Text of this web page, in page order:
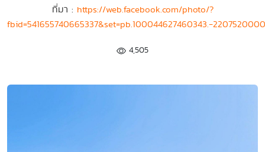
ที่มา : https://web.facebook.com/photo/?
fbid=541655740665337&set=pb.100044627460343.-2207520000
4,505